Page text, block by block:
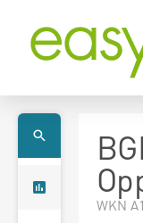
WKN